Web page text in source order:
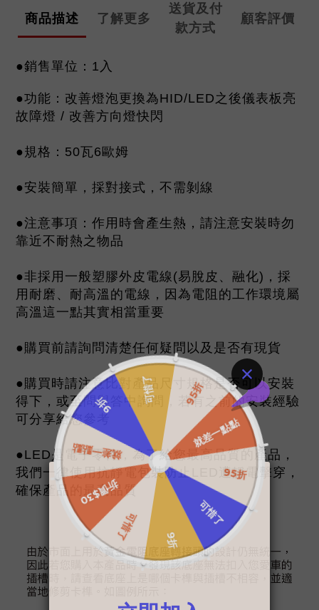
商品描述 了解更多
送貨及付
款方式
顧客評價
●銷售單位：1入
●功能：改善燈泡更換為HID/LED之後儀表板亮
故障燈 / 改善方向燈快閃
●規格：50瓦6歐姆
●安裝簡單，採對接式，不需剝線
●注意事項：作用時會產生熱，請注意安裝時勿
靠近不耐熱之物品
●非採用一般塑膠外皮電線(易脫皮、融化)，採
用耐磨、耐高溫的電線，因為電阻的工作環境屬
高溫這一點其實相當重要
●購買前請詢問清楚任何疑問以及是否有現貨
●購買時請注意比對產品尺寸規格是否可以安裝
得下，或至問與答中詢問，若有之前的安裝經驗
可分享給您參考
●LED是電子零件，為了給您最高品質的產品，
我們一律使用抗靜電包裝防止LED遭靜電擊穿，
確保產品的最高品質